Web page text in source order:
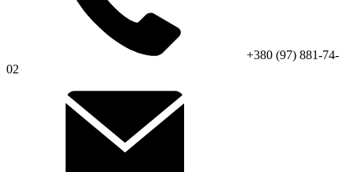
+380 (97) 881-74-
02